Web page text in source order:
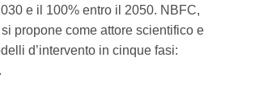
e il 100% entro il 2050. NBFC,
si propone come attore scientifico e
d’intervento in cinque fasi: